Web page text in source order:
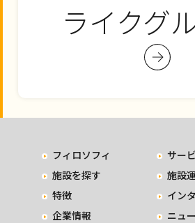
ライクグ
フィロソフィ
サー
施設を探す
施設
特徴
イン
企業情報
ニュ